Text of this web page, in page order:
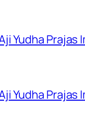
Yudha Prajas
Yudha Prajas